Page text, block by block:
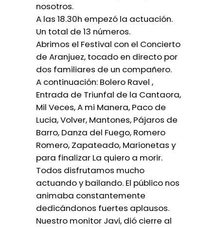
nosotros.
A las 18.30h empezó la actuación.
Un total de 13 números.
Abrimos el Festival con el Concierto
de Aranjuez, tocado en directo por
dos familiares de un compañero.
A continuación: Bolero Ravel ,
Entrada de Triunfal de la Cantaora,
Mil Veces, A mi Manera, Paco de
Lucia, Volver, Mantones, Pájaros de
Barro, Danza del Fuego, Romero
Romero, Zapateado, Marionetas y
para finalizar La quiero a morir.
Todos disfrutamos mucho
actuando y bailando. El público nos
animaba constantemente
dedicándonos fuertes aplausos.
Nuestro monitor Javi, dió cierre al